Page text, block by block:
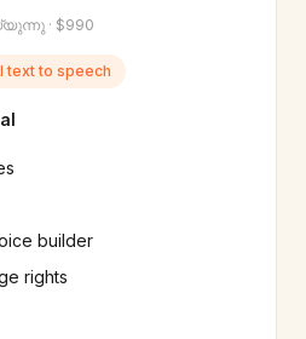
🟠 60+
· $990
text to speech
builder
rights